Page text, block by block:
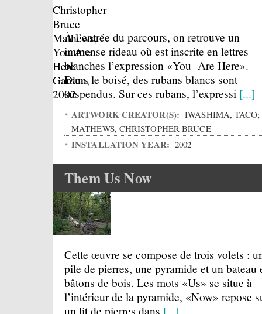
À l’entrée du parcours, on retrouve un
immense rideau où est inscrite en lettres
blanches l’expression «You Are Here».
Dans le boisé, des rubans blancs sont
suspendus. Sur ces rubans, l’expressi [...]
ARTWORK CREATOR(S): IWASHIMA, TACO;
MATHEWS, CHRISTOPHER BRUCE
INSTALLATION YEAR: 2002
Them Us Now
Cette œuvre se compose de trois volets :
pile de pierres, une pyramide et un bateau
bâtons de bois. Les mots «Us» se situe à
l’intérieur de la pyramide, «Now» repose
un lit de pierres dans [...]